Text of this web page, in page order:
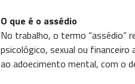
O que é o assédio
No trabalho, o termo “assédio”
psicológico, sexual ou
ao adoecimento mental, com o